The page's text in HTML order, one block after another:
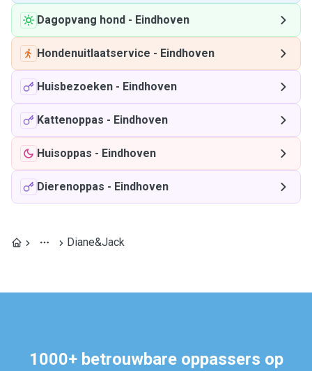
Dagopvang hond - Eindhoven
Hondenuitlaatservice - Eindhoven
Huisbezoeken - Eindhoven
Kattenoppas - Eindhoven
Huisoppas - Eindhoven
Dierenoppas - Eindhoven
Diane&Jack
1000+ betrouwbare oppassers op